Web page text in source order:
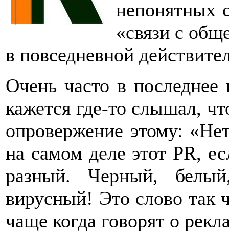
непонятных
«связи с
в повседневной
Очень часто в
кажется где-то слышал,
опровержение этому:
на самом деле этот PR,
разный. Черный,
вирусный! Это слово так
чаще когда говорят о